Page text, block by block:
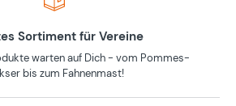
Sortiment für Vereine
warten auf Dich - vom Pommes-
bis zum Fahnenmast!